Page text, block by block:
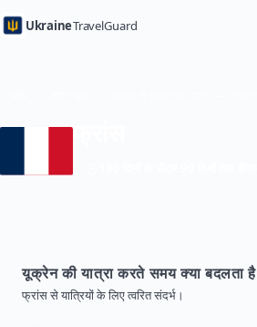
UkraineTravelGuard
यूक्रेन की यात्रा करते समय क्या बदलता है
फ्रांस से यात्रियों के लिए त्वरित संदर्भ।